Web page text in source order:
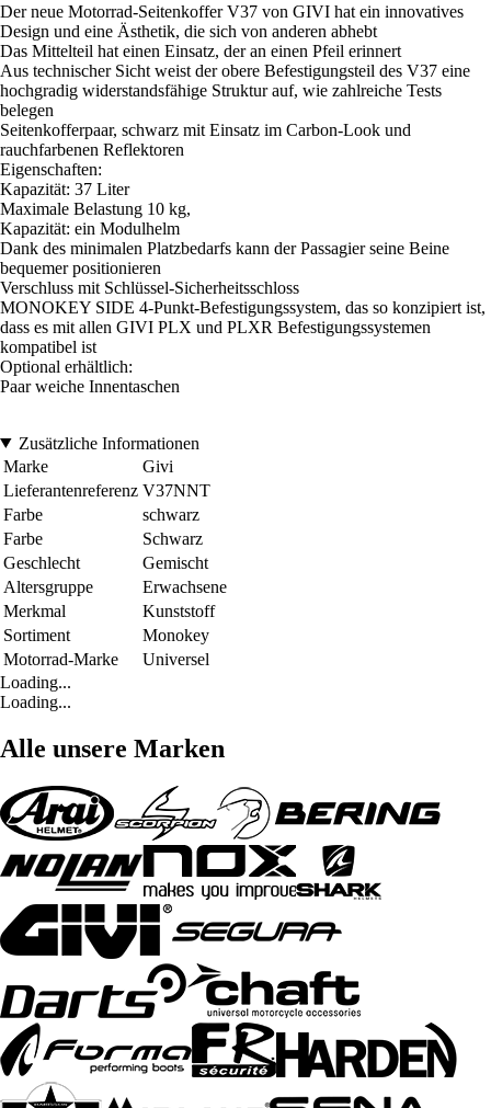
Der neue Motorrad-Seitenkoffer V37 von GIVI hat ein innovatives
Design und eine Ästhetik, die sich von anderen abhebt
Das Mittelteil hat einen Einsatz, der an einen Pfeil erinnert
Aus technischer Sicht weist der obere Befestigungsteil des V37 eine
hochgradig widerstandsfähige Struktur auf, wie zahlreiche Tests
belegen
Seitenkofferpaar, schwarz mit Einsatz im Carbon-Look und
rauchfarbenen Reflektoren
Eigenschaften:
Kapazität: 37 Liter
Maximale Belastung 10 kg,
Kapazität: ein Modulhelm
Dank des minimalen Platzbedarfs kann der Passagier seine Beine
bequemer positionieren
Verschluss mit Schlüssel-Sicherheitsschloss
MONOKEY SIDE 4-Punkt-Befestigungssystem, das so konzipiert ist,
dass es mit allen GIVI PLX und PLXR Befestigungssystemen
kompatibel ist
Optional erhältlich:
Paar weiche Innentaschen
Zusätzliche Informationen
Marke
Givi
Lieferantenreferenz V37NNT
Farbe
schwarz
Farbe
Schwarz
Geschlecht
Gemischt
Altersgruppe
Erwachsene
Merkmal
Kunststoff
Sortiment
Monokey
Motorrad-Marke
Universel
Loading...
Loading...
Alle unsere Marken